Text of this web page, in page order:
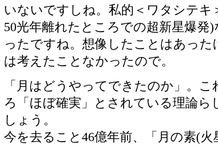
いないですしね。私的＜ワタシテキ
50光年離れたところでの超新星爆発
ったですね。想像したことはあった
は考えたことなかったので。
「月はどうやってできたのか」。
ろ「ほぼ確実」とされている理論ら
しょう。
今を去ること46億年前、「月の素(